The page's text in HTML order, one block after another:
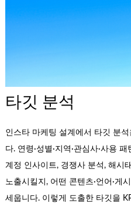
타깃 분석
인스타 마케팅 설계에서 타깃 분
다. 연령·성별·지역·관심사·사용
계정 인사이트, 경쟁사 분석, 해시
노출시킬지, 어떤 콘텐츠·언어·게
세웁니다. 이렇게 도출한 타깃을